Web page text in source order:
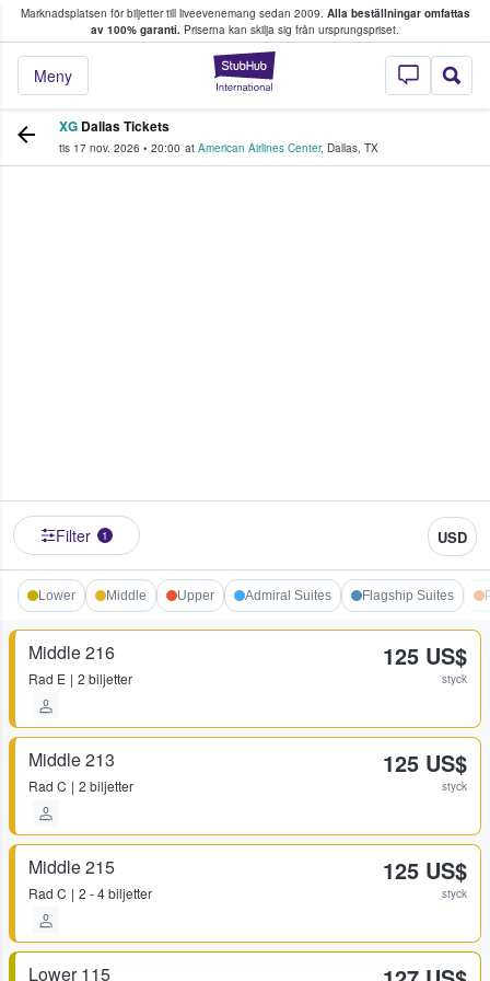
Marknadsplatsen för biljetter till liveevenemang sedan 2009. Alla beställningar omfattas
av 100% garanti. Priserna kan skilja sig från ursprungspriset.
StubHub – där
Meny
köper och säljer biljetter.
XG Dallas Tickets
tis 17 nov. 2026 • 20:00 at American Airlines Center, Dallas, TX
Filter 1 USD
Lower Middle Upper Admiral Suites Flagship Suites
Middle 216
Rad E 2 biljetter
125 US$
styck
Middle 213
Rad C 2 biljetter
125 US$
styck
Middle 215
Rad C 2 - 4 biljetter
125 US$
styck
Lower 115